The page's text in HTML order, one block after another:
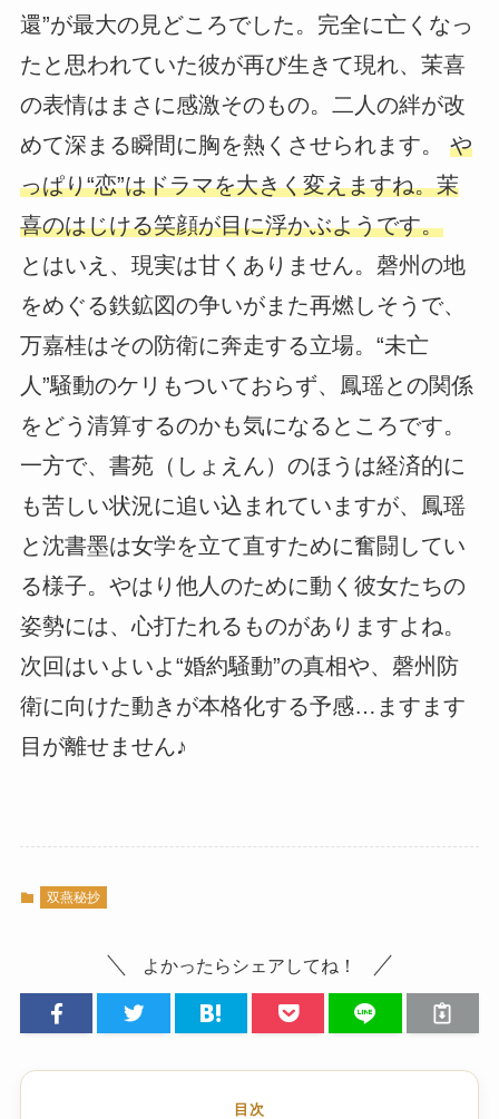
還”が最大の見どころでした。完全に亡くなっ
たと思われていた彼が再び生きて現れ、茉喜
の表情はまさに感激そのもの。二人の絆が改
めて深まる瞬間に胸を熱くさせられます。 や
っぱり“恋”はドラマを大きく変えますね。茉
喜のはじける笑顔が目に浮かぶようです。
とはいえ、現実は甘くありません。磬州の地
をめぐる鉄鉱図の争いがまた再燃しそうで、
万嘉桂はその防衛に奔走する立場。“未亡
人”騒動のケリもついておらず、鳳瑶との関係
をどう清算するのかも気になるところです。
一方で、書苑（しょえん）のほうは経済的に
も苦しい状況に追い込まれていますが、鳳瑶
と沈書墨は女学を立て直すために奮闘してい
る様子。やはり他人のために動く彼女たちの
姿勢には、心打たれるものがありますよね。
次回はいよいよ“婚約騒動”の真相や、磬州防
衛に向けた動きが本格化する予感…ますます
目が離せません♪
双燕秘抄
よかったらシェアしてね！
目次